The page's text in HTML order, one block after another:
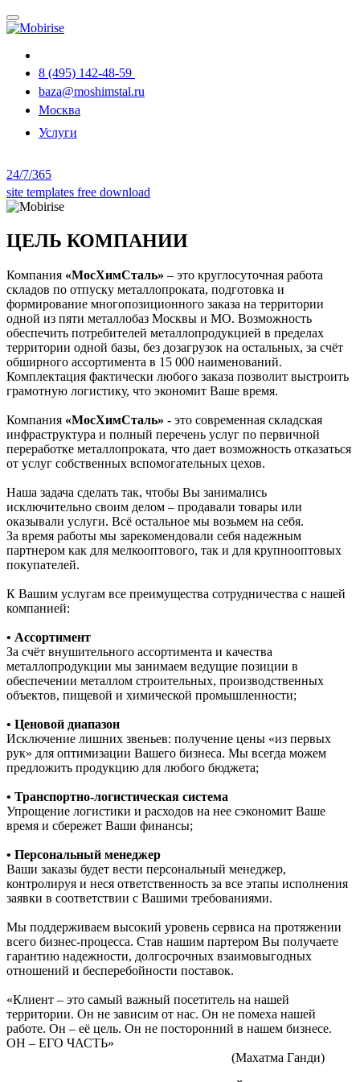
8 (495) 142-48-59
baza@moshimstal.ru
Москва
Услуги
24/7/365
site templates free download
ЦЕЛЬ КОМПАНИИ
Компания «МосХимСталь» – это круглосуточная работа
складов по отпуску металлопроката, подготовка и
формирование многопозиционного заказа на территории
одной из пяти металлобаз Москвы и МО. Возможность
обеспечить потребителей металлопродукцией в пределах
территории одной базы, без дозагрузок на остальных, за счёт
обширного ассортимента в 15 000 наименований.
Комплектация фактически любого заказа позволит выстроить
грамотную логистику, что экономит Ваше время.
Компания «МосХимСталь» - это современная складская
инфраструктура и полный перечень услуг по первичной
переработке металлопроката, что дает возможность отказаться
от услуг собственных вспомогательных цехов.
Наша задача сделать так, чтобы Вы занимались
исключительно своим делом – продавали товары или
оказывали услуги. Всё остальное мы возьмем на себя.
За время работы мы зарекомендовали себя надежным
партнером как для мелкооптового, так и для крупнооптовых
покупателей.
К Вашим услугам все преимущества сотрудничества с нашей
компанией:
• Ассортимент
За счёт внушительного ассортимента и качества
металлопродукции мы занимаем ведущие позиции в
обеспечении металлом строительных, производственных
объектов, пищевой и химической промышленности;
• Ценовой диапазон
Исключение лишних звеньев: получение цены «из первых
рук» для оптимизации Вашего бизнеса. Мы всегда можем
предложить продукцию для любого бюджета;
• Транспортно-логистическая система
Упрощение логистики и расходов на нее сэкономит Ваше
время и сбережет Ваши финансы;
• Персональный менеджер
Ваши заказы будет вести персональный менеджер,
контролируя и неся ответственность за все этапы исполнения
заявки в соответствии с Вашими требованиями.
Мы поддерживаем высокий уровень сервиса на протяжении
всего бизнес-процесса. Став нашим партером Вы получаете
гарантию надежности, долгосрочных взаимовыгодных
отношений и бесперебойности поставок.
«Клиент – это самый важный посетитель на нашей
территории. Он не зависим от нас. Он не помеха нашей
работе. Он – её цель. Он не посторонний в нашем бизнесе.
ОН – ЕГО ЧАСТЬ»
(Махатма Ганди)